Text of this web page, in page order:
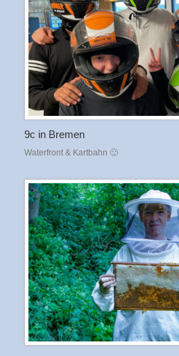
9c in Bremen
Waterfront & Kartbahn 🙂